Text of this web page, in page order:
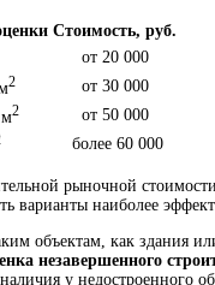
Стоимость, руб.
от 20 000
2
от 30 000
м2
от 50 000
более 60 000
рыночной
варианты наиболее
объектам, как здания
незавершенного
у недостроенного